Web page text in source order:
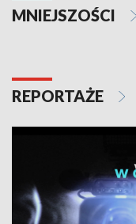
MNIEJSZOŚCI
REPORTAŻE